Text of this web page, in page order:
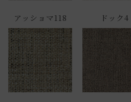
アッショマ118 ドック4